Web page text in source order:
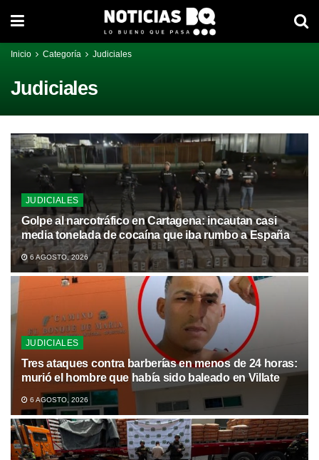
Inicio Categoría Judiciales
Judiciales
JUDICIALES
Golpe al narcotráfico en Cartagena: incautan casi
media tonelada de cocaína que iba rumbo a España
6 AGOSTO, 2026
JUDICIALES
Tres ataques contra barberías en menos de 24 horas:
murió el hombre que había sido baleado en Villate
6 AGOSTO, 2026